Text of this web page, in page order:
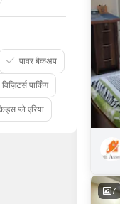
7
पावर बैकअप
विज़िटर्स पार्किंग
प्ले एरिया